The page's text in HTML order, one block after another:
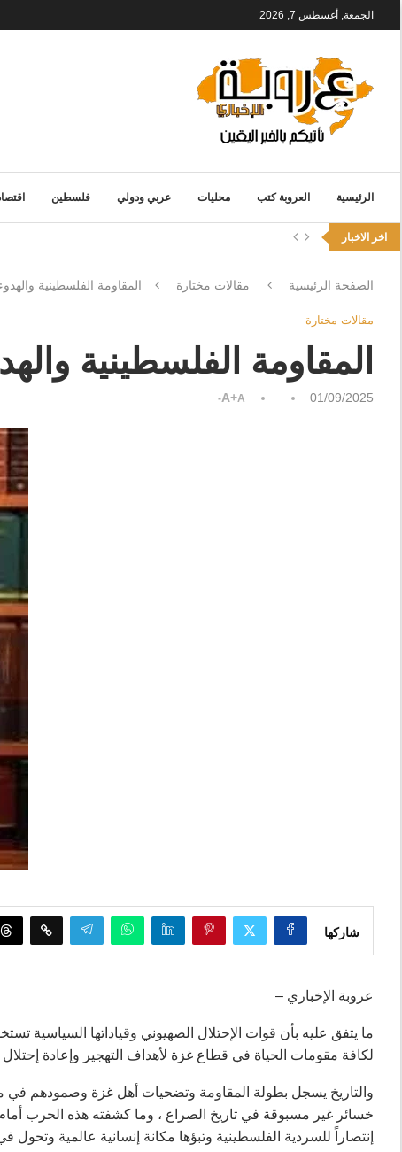
الجمعة, أغسطس 7, 2026
الرئيسية العروبة كتب محليات عربي ودولي فلسطين
اخر الاخبار
الصفحة الرئيسية مقالات مختارة المقاومة الفلسطينية
مقالات مختارة
المقاومة الفلسطينية
01/09/2025
A+A-
شاركها
عروبة الإخباري –
ما يتفق عليه بأن قوات الإحتلال الصهيوني وقياداتها السياسية
لكافة مقومات الحياة في قطاع غزة لأهداف التهجير وإعادة
والتاريخ يسجل بطولة المقاومة وتضحيات أهل غزة وصمودهم
خسائر غير مسبوقة في تاريخ الصراع ، وما كشفته هذه الحرب
إنتصاراً للسردية الفلسطينية وتبؤها مكانة إنسانية عالمية